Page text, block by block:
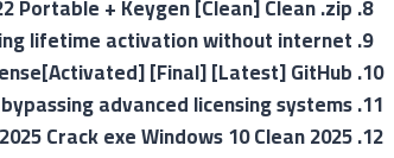
Portable + Keygen [Clean] Clean .zip
lifetime activation without internet
[Final] [Latest] GitHub
advanced licensing systems
Crack exe Windows 10 Clean 2025